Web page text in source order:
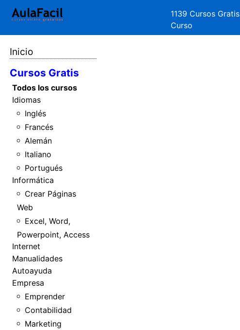
1139 Cursos Gratis
Curso
Inicio
Cursos Gratis
Todos los cursos
Idiomas
Inglés
Francés
Alemán
Italiano
Portugués
Informática
Crear Páginas
Web
Excel, Word,
Powerpoint, Access
Internet
Manualidades
Autoayuda
Empresa
Emprender
Contabilidad
Marketing